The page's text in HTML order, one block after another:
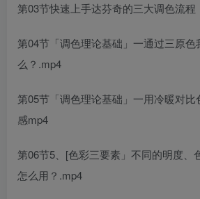
第03节快速上手达芬奇的三大调色流程
第04节「调色理论基础」一通过三原
么？.mp4
第05节「调色理论基础」一用冷暖对
感mp4
第06节5、[色彩三要素」不同的明度、
怎么用？.mp4